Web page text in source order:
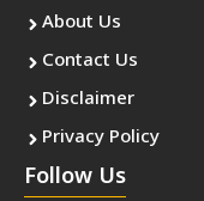
About Us
Contact Us
Disclaimer
Privacy Policy
Follow Us